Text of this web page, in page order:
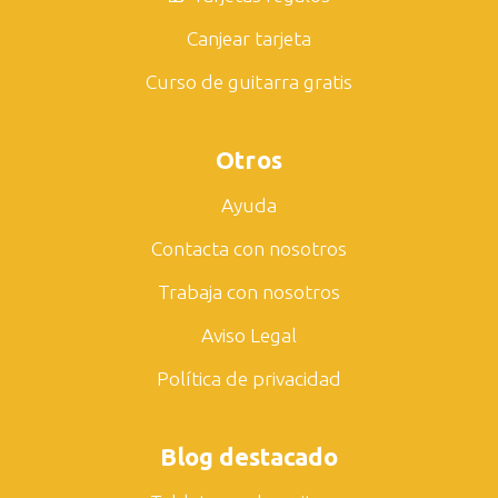
Canjear tarjeta
Curso de guitarra gratis
Otros
Ayuda
Contacta con nosotros
Trabaja con nosotros
Aviso Legal
Política de privacidad
Blog destacado